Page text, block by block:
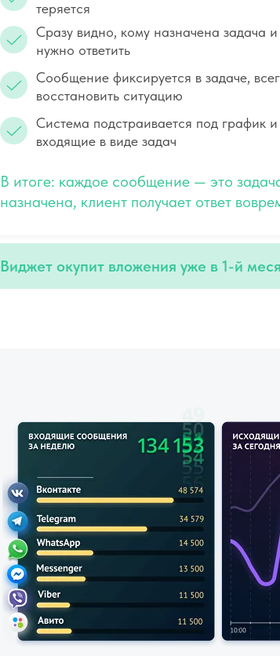
В итоге: каждое сообщение — это
назначена, клиент получает ответ
Система подстраивается под график
входящие в виде задач
Сообщение фиксируется в задаче,
восстановить ситуацию
Сразу видно, кому назначена задача
нужно ответить
теряется
Виджет окупит вложения уже в 1-й